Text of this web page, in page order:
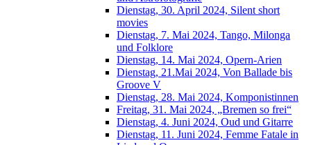
Dienstag, 30. April 2024, Silent short
movies
Dienstag, 7. Mai 2024, Tango, Milonga
und Folklore
Dienstag, 14. Mai 2024, Opern-Arien
Dienstag, 21.Mai 2024, Von Ballade bis
Groove V
Dienstag, 28. Mai 2024, Komponistinnen
Freitag, 31. Mai 2024, „Bremen so frei“
Dienstag, 4. Juni 2024, Oud und Gitarre
Dienstag, 11. Juni 2024, Femme Fatale in